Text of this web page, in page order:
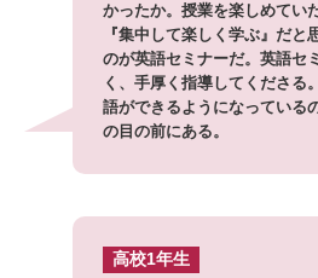
かったか。授業を楽しめてい
『集中して楽しく学ぶ』だと
のが英語セミナーだ。英語セ
く、手厚く指導してくださる
語ができるようになっている
の目の前にある。
高校1年生